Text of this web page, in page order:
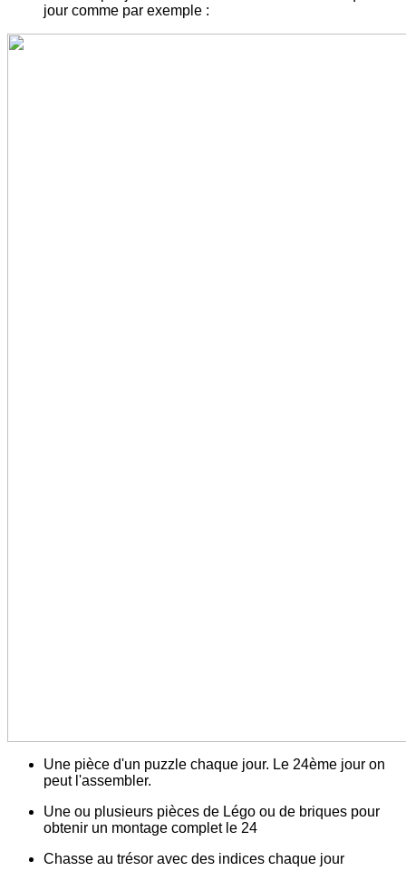
jour comme par exemple :
Une pièce d'un puzzle chaque jour. Le 24ème jour on
peut l'assembler.
Une ou plusieurs pièces de Légo ou de briques pour
obtenir un montage complet le 24
Chasse au trésor avec des indices chaque jour